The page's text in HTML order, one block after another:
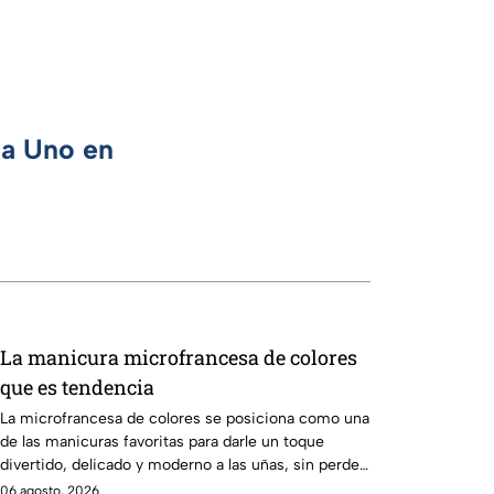
Uno en
La manicura microfrancesa de colores
que es tendencia
La microfrancesa de colores se posiciona como una
de las manicuras favoritas para darle un toque
divertido, delicado y moderno a las uñas, sin perder
elegancia.
06 agosto, 2026